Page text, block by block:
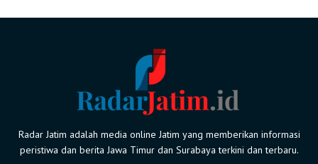
Radar Jatim adalah media online Jatim yang memberikan informasi
peristiwa dan berita Jawa Timur dan Surabaya terkini dan terbaru.